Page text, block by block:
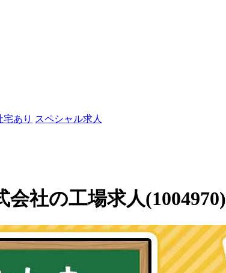
宅あり スペシャル求人
社の工場求人(1004970)